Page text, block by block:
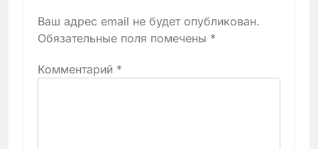
Ваш адрес email не будет опубликован.
Обязательные поля помечены *
Комментарий *